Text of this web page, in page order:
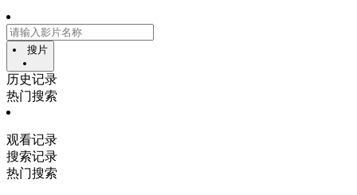
搜片
历史记录
热门搜索
观看记录
搜索记录
热门搜索